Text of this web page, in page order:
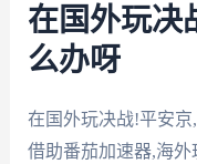
在国外玩决
么办呀
在国外玩决战!平安
借助番茄加速器,海